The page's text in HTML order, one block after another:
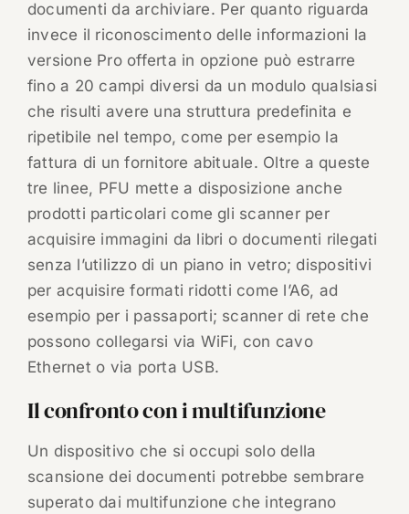
documenti da archiviare. Per quanto riguarda
invece il riconoscimento delle informazioni la
versione Pro offerta in opzione può estrarre
fino a 20 campi diversi da un modulo qualsiasi
che risulti avere una struttura predefinita e
ripetibile nel tempo, come per esempio la
fattura di un fornitore abituale. Oltre a queste
tre linee, PFU mette a disposizione anche
prodotti particolari come gli scanner per
acquisire immagini da libri o documenti rilegati
senza l’utilizzo di un piano in vetro; dispositivi
per acquisire formati ridotti come l’A6, ad
esempio per i passaporti; scanner di rete che
possono collegarsi via WiFi, con cavo
Ethernet o via porta USB.
Il confronto con i multifunzione
Un dispositivo che si occupi solo della
scansione dei documenti potrebbe sembrare
superato dai multifunzione che integrano